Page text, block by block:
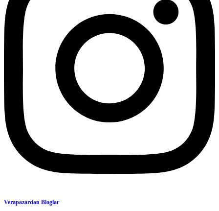
Verapazardan Bloglar